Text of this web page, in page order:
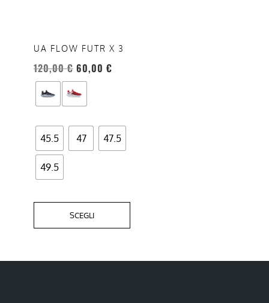
UA FLOW FUTR X 3
120,00€ 60,00 €
45.5 47 47.5
49.5
SCEGLI
opzioni
essere
scelte
nella
del
prodotto